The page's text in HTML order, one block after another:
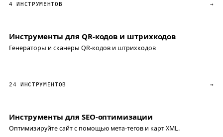
4 ИНСТРУМЕНТОВ →
Инструменты для QR-кодов и штрихкодов
Генераторы и сканеры QR-кодов и штрихкодов
24 ИНСТРУМЕНТОВ →
Инструменты для SEO-оптимизации
Оптимизируйте сайт с помощью мета-тегов и карт XML.